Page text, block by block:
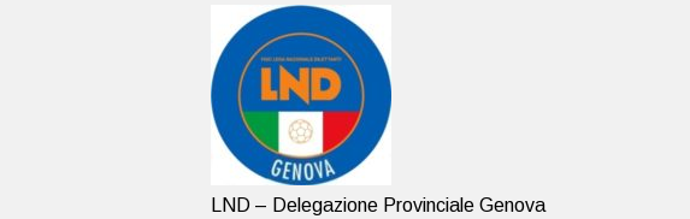
LND – Delegazione Provinciale Genova